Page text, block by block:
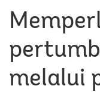
melalui